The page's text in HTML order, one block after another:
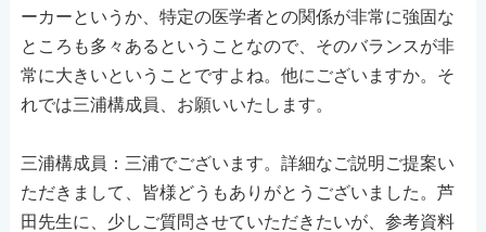
ーカーというか、特定の医学者との関係が非常に強固な
ところも多々あるということなので、そのバランスが非
常に大きいということですよね。他にございますか。そ
れでは三浦構成員、お願いいたします。
三浦構成員：三浦でございます。詳細なご説明ご提案い
ただきまして、皆様どうもありがとうございました。芦
田先生に、少しご質問させていただきたいが、参考資料